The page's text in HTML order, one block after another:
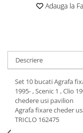
Adauga la
Descriere
Set 10 bucati Agrafa
1995- , Scenic 1 , Clio
chedere usi pavilion
Agrafa fixare cheder
TRICLO 162475